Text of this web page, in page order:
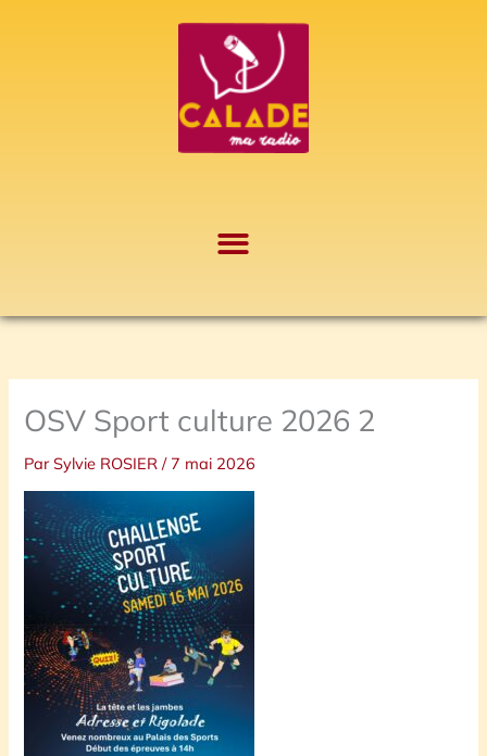
OSV Sport culture 2026 2
ParSylvie ROSIER/ 7 mai 2026